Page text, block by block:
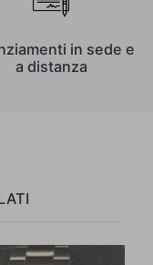
in sede e
a distanza